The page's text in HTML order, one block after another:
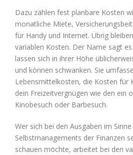
Dazu zählen fest planbare Kosten
monatliche Miete,
für Handy und Internet. Übrig
variablen Kosten. Der Name sagt
lassen sich in ihrer Höhe
und können schwanken. Sie
Lebensmittelkosten, die Kosten für
dein Freizeitvergnügen wie den ein
Kinobesuch oder Barbesuch.
Wer sich bei den Ausgaben im
Selbstmanagements der Finanzen
schauen möchte, arbeitet bei den